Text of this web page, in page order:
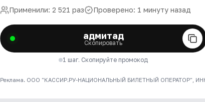
Применили: 2 521 раз Проверено: 1 минуту назад
адмитад
Скопировать
1 шаг. Скопируйте промокод
Реклама. ООО "КАССИР.РУ-НАЦИОНАЛЬНЫЙ БИЛЕТНЫЙ ОПЕРАТОР", ИНН: